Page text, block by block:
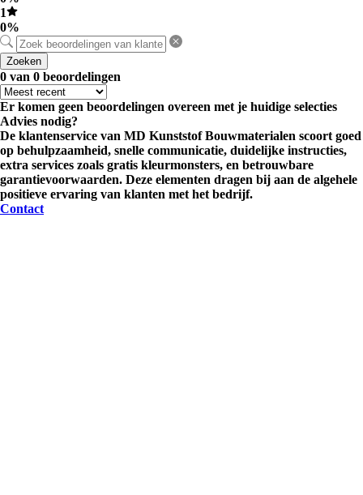
1
0%
Zoeken
0 van 0 beoordelingen
Er komen geen beoordelingen overeen met je huidige selecties
Advies nodig?
De klantenservice van MD Kunststof Bouwmaterialen scoort goed
op behulpzaamheid, snelle communicatie, duidelijke instructies,
extra services zoals gratis kleurmonsters, en betrouwbare
garantievoorwaarden. Deze elementen dragen bij aan de algehele
positieve ervaring van klanten met het bedrijf.
Contact